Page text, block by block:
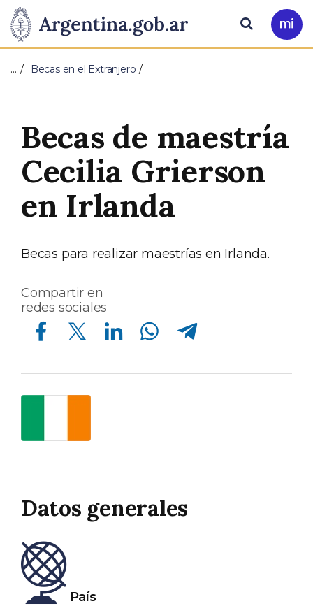
Presidencia
de
Nación
Pasar al contenido principal
Ir
a
Buscar
… Becas en el Extranjero
Becas de maestría
Cecilia Grierson
en Irlanda
Becas para realizar maestrías en Irlanda.
Compartir en
redes sociales
Compartir en Facebook Compartir en Twitter Compartir en Linkedin Compartir en Whatsapp Compartir en Telegram
Datos generales
País